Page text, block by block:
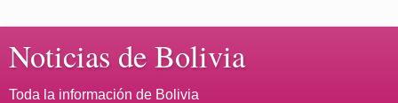
Noticias de Bolivia
Toda la información de Bolivia